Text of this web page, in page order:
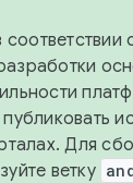
Для
ветку